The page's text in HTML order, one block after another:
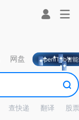
网盘 OpeniTab智
查快递 翻译 股票